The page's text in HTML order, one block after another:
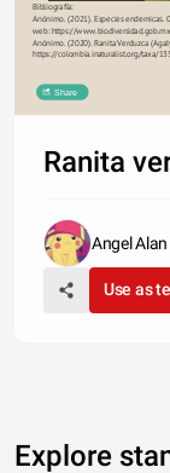
Bibliografía:
Anónimo. (2021). Especies endemicas.
web: https://
Anónimo. (2020). Ranita Verduzca
https://colombia.inaturalist.org/taxa/
Share
Ranita
Angel Alan
Use as
Explore